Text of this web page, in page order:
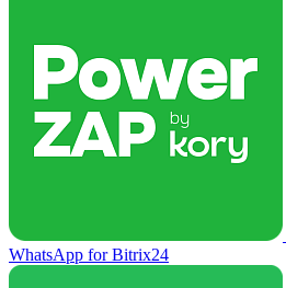
WhatsApp for Bitrix24